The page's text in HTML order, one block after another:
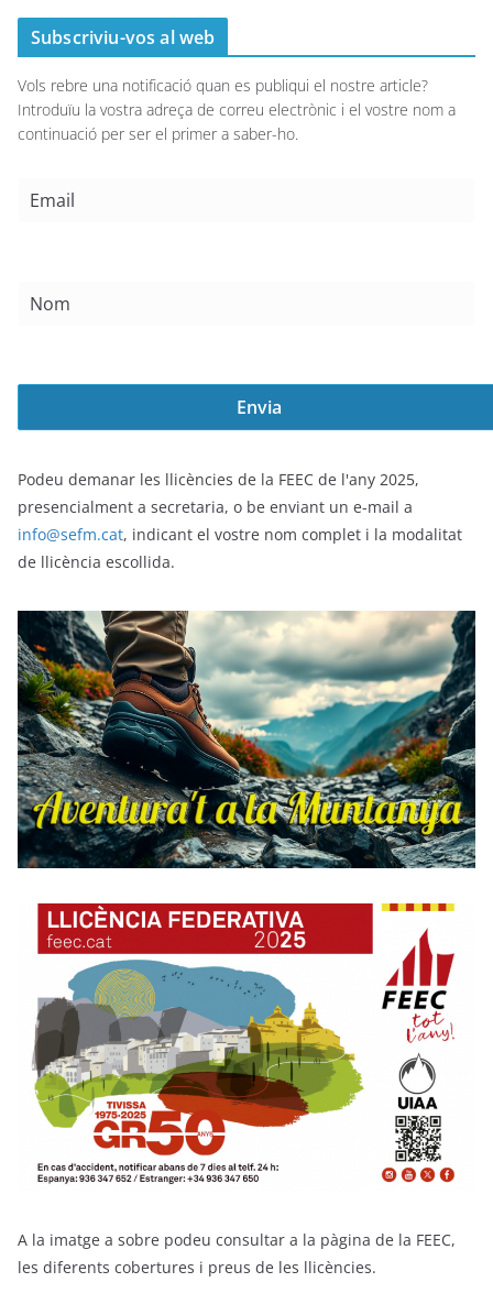
Subscriviu-vos al web
Vols rebre una notificació quan es publiqui el nostre article?
Introduïu la vostra adreça de correu electrònic i el vostre nom a
continuació per ser el primer a saber-ho.
Podeu demanar les llicències de la FEEC de l'any 2025,
presencialment a secretaria, o be enviant un e-mail a
info@sefm.cat, indicant el vostre nom complet i la modalitat
de llicència escollida.
A la imatge a sobre podeu consultar a la pàgina de la FEEC,
les diferents cobertures i preus de les llicències.